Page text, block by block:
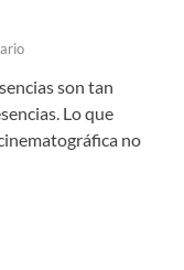
son tan
Lo que
no